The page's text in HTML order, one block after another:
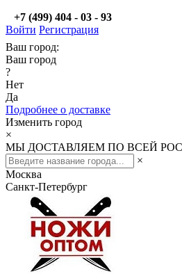
+7 (499) 404 - 03 - 93
Войти Регистрация
Ваш город:
Ваш город
?
Нет
Да
Подробнее о доставке
Изменить город
×
МЫ ДОСТАВЛЯЕМ ПО ВСЕЙ
×
Москва
Санкт-Петербург